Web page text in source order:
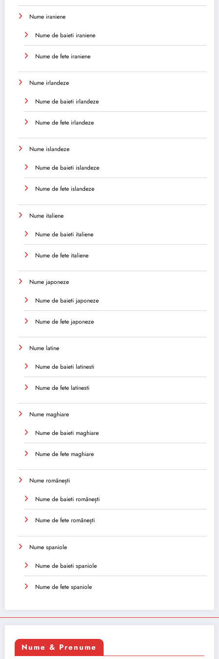
Nume iraniene
Nume de baieti iraniene
Nume de fete iraniene
Nume irlandeze
Nume de baieti irlandeze
Nume de fete irlandeze
Nume islandeze
Nume de baieti islandeze
Nume de fete islandeze
Nume italiene
Nume de baieti italiene
Nume de fete italiene
Nume japoneze
Nume de baieti japoneze
Nume de fete japoneze
Nume latine
Nume de baieti latinesti
Nume de fete latinesti
Nume maghiare
Nume de baieti maghiare
Nume de fete maghiare
Nume românești
Nume de baieti românești
Nume de fete românești
Nume spaniole
Nume de baieti spaniole
Nume de fete spaniole
Nume & Prenume